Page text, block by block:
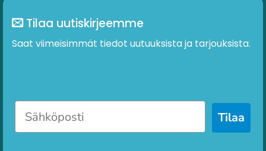
Tilaa uutiskirjeemme
Saat viimeisimmät tiedot uutuuksista ja tarjouksista.
Tilaa